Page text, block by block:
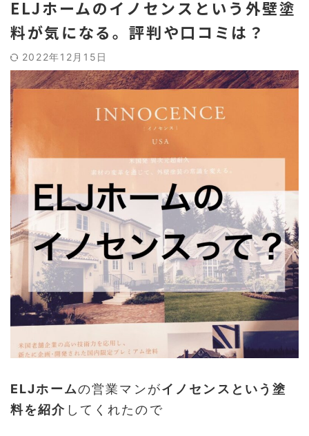
ELJホームのイノセンスという外壁塗
料が気になる。評判や口コミは？
2022年12月15日
ELJホームの営業マンがイノセンスという塗
料を紹介 してくれたので